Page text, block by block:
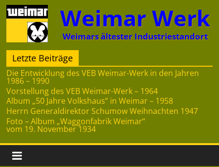
Zum
Inhalt
springen
Weimar Werk
Weimars ältester Industriestandort
Letzte Beiträge
Die Entwicklung des VEB Weimar-Werk in den Jahren
1986 – 1990
Vorstellung des VEB Weimar-Werk – 1964
Album „50 Jahre Volkshaus“ in Weimar – 1958
Herrn Generaldirektor Schumow Weihnachten 1947
Foto – Album „Waggonfabrik Weimar“
vom 19. November 1934